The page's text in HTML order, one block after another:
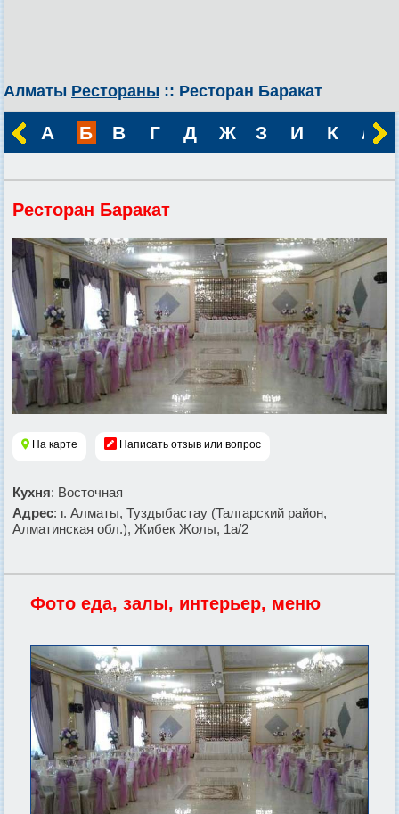
Алматы Рестораны :: Ресторан Баракат
А Б В Г Д Ж З И К Л
Ресторан Баракат
На карте Написать отзыв или вопрос
Кухня: Восточная
Адрес: г. Алматы, Туздыбастау (Талгарский район,
Алматинская обл.), Жибек Жолы, 1а/2
Фото еда, залы, интерьер, меню